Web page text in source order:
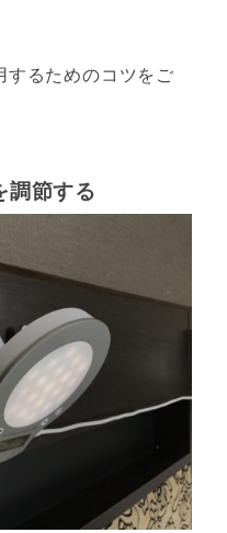
するためのコツをご
調節する